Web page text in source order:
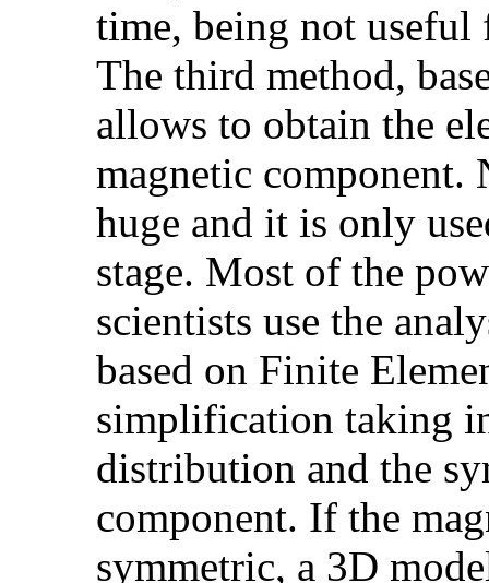
time, being not useful
The third method,
allows to obtain the
magnetic component.
huge and it is only
stage. Most of the
scientists use the
based on Finite
simplification taking
distribution and the
component. If the
symmetric, a 3D